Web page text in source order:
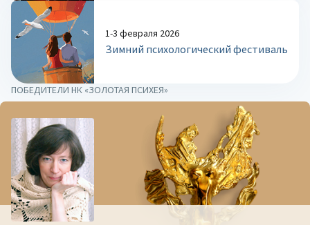
1-3 февраля 2026
Зимний психологический фестиваль
ПОБЕДИТЕЛИ НК «ЗОЛОТАЯ ПСИХЕЯ»